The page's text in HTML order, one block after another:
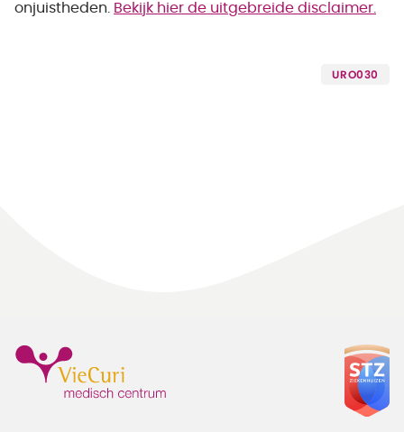
onjuistheden.
Bekijk hier de uitgebreide disclaimer.
URO030